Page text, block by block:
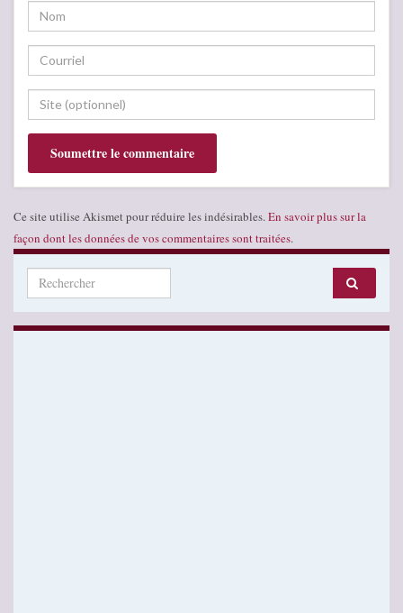
Ce site utilise Akismet pour réduire les indésirables. En savoir plus sur la
façon dont les données de vos commentaires sont traitées.
Search for: